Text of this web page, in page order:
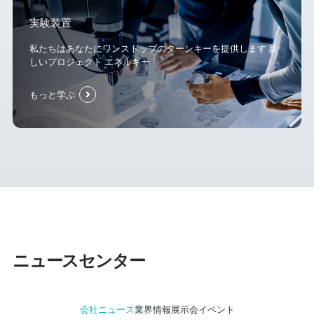
実験装置
私たちはあなたにワンストップのターンキーを提供します 新
しいプロジェクト エネルギー
もっと学ぶ
ニュースセンター
会社ニュース業界情報展示会イベント